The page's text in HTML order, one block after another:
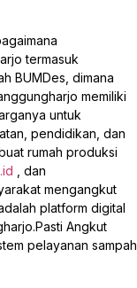
termasuk
BUMDes, dimana
memiliki
untuk
pendidikan, dan
rumah produksi
, dan
mengangkut
platform digital
Angkut
pelayanan sampah